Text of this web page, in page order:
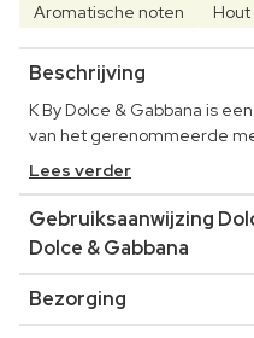
Aromatische noten Hout
Beschrijving
K By Dolce & Gabbana is
van het gerenommeerde
Lees verder
Gebruiksaanwijzing
Dolce & Gabbana
Bezorging